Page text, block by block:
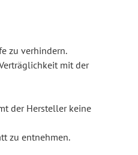
zu verhindern.
mit der
der Hersteller keine
zu entnehmen.